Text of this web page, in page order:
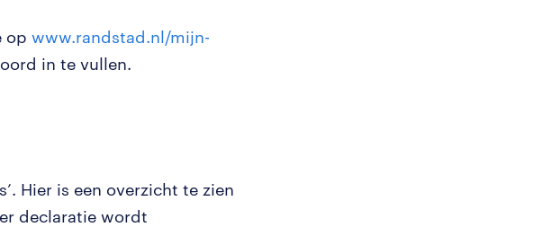
op www.randstad.nl/mijn-
in te vullen.
Hier is een overzicht te zien
declaratie wordt